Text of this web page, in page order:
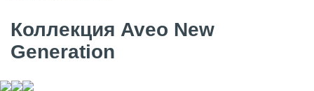
Коллекция Aveo New
Generation